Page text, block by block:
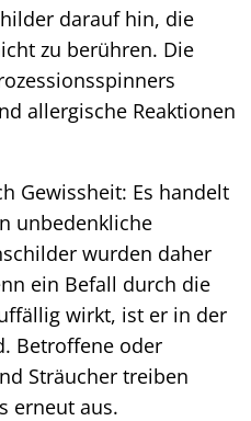
darauf hin, die
zu berühren. Die
allergische Reaktionen
Gewissheit: Es handelt
unbedenkliche
wurden daher
ein Befall durch die
wirkt, ist er in der
Betroffene oder
Sträucher treiben
erneut aus.